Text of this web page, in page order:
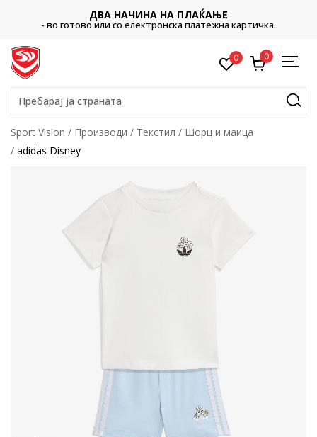
ДВА НАЧИНА НА ПЛАЌАЊЕ
- во готово или со електронска платежна картичка.
0 0
Пребарај ја страната
Sport Vision Производи Текстил
Шорц и маица
adidas Disney